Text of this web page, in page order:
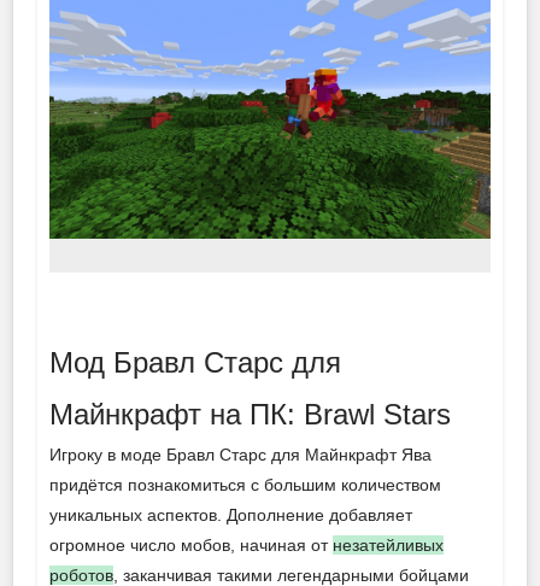
Мод Бравл Старс для
Майнкрафт на ПК: Brawl Stars
Игроку в моде Бравл Старс для Майнкрафт Ява
придётся познакомиться с большим количеством
уникальных аспектов. Дополнение добавляет
огромное число мобов, начиная от незатейливых
роботов , заканчивая такими легендарными бойцами